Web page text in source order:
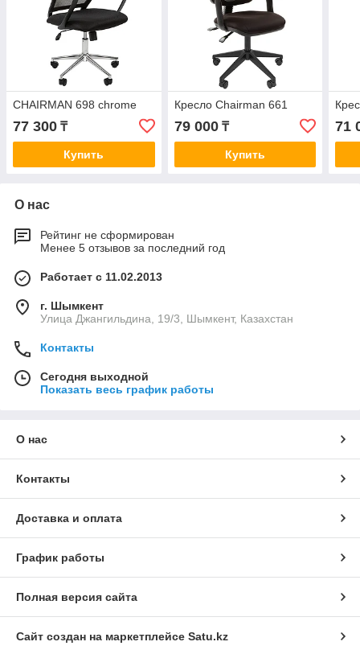
CHAIRMAN 698 chrome
77 300 ₸
Купить
Кресло Chairman 661
79 000₸
Купить
71
О нас
Рейтинг не сформирован
Менее 5 отзывов за последний год
Работает с 11.02.2013
г. Шымкент
Улица Джангильдина, 19/3, Шымкент, Казахстан
Контакты
Сегодня выходной
Показать весь график работы
О нас
Контакты
Доставка и оплата
График работы
Полная версия сайта
Сайт создан на маркетплейсе Satu.kz